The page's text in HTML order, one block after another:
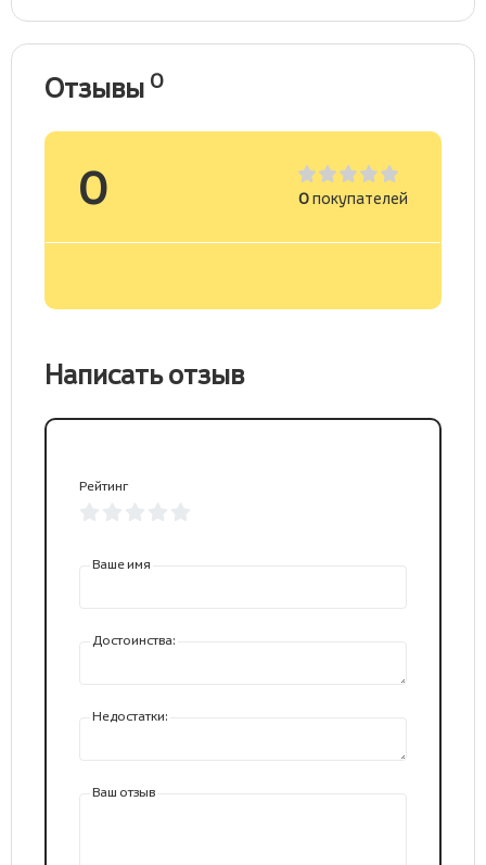
Отзывы 0
0 0покупателей
Написать отзыв
Рейтинг
Ваше имя
Достоинства:
Недостатки:
Ваш отзыв